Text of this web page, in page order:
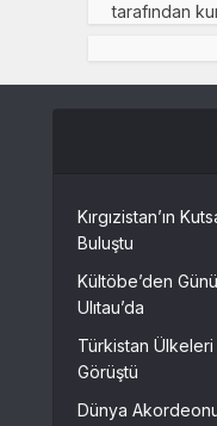
tarafından
Kırgızistan’ın
Buluştu
Kültöbe’den
Ulıtau’da
Türkistan Ülkeleri
Görüştü
Dünya